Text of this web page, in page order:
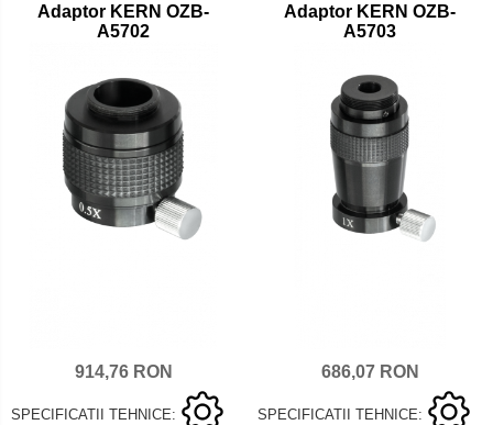
Adaptor KERN OZB-
A5702
914,76 RON
SPECIFICATII TEHNICE:
Adaptor KERN OZB-
A5703
686,07 RON
SPECIFICATII TEHNICE: